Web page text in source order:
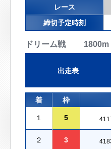
レース
締切予定時刻
ドリーム戦 1800m
出走表
着 枠
１ 5
２ 3